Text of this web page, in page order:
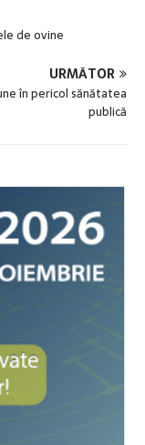
de ovine
URMĂTOR
în pericol sănătatea
publică